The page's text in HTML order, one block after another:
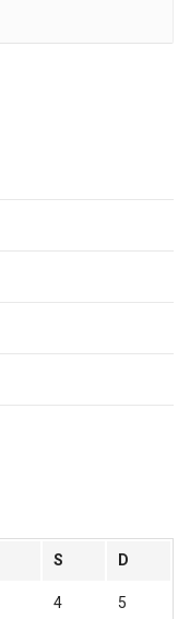
S D
4 5